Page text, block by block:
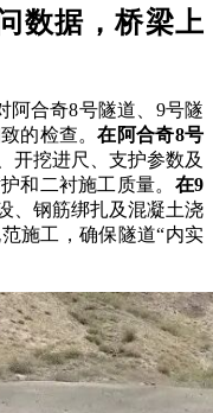
数据，桥梁上
阿合奇8号隧道、9号隧
的检查。在阿合奇8号
开挖进尺、支护参数及
和二衬施工质量。 在9
、钢筋绑扎及混凝土浇
施工，确保隧道“内实